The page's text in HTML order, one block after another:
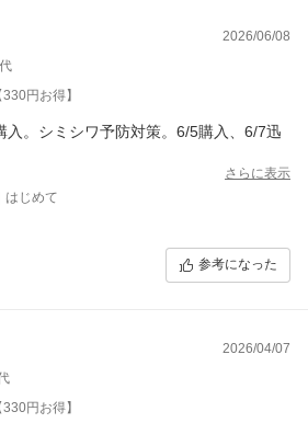
2026/06/08
円お得】
入。シミシワ予防対策。6/5購入、6/7迅
さらに表示
はじめて
参考になった
2026/04/07
円お得】